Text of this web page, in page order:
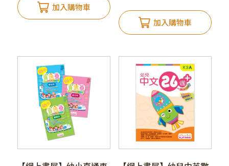
加入購物車
加入購物車